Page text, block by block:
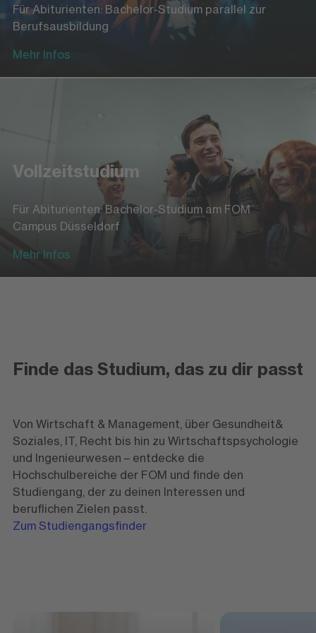
Für Abiturienten: Bachelor-Studium parallel zur
Berufsausbildung
Mehr Infos
Vollzeitstudium
Für Abiturienten: Bachelor-Studium am FOM
Campus Düsseldorf
Mehr Infos
Finde das Studium, das zu dir passt
Von Wirtschaft & Management, über Gesundheit&
Soziales, IT, Recht bis hin zu Wirtschaftspsychologie
und Ingenieurwesen – entdecke die
Hochschulbereiche der FOM und finde den
Studiengang, der zu deinen Interessen und
beruflichen Zielen passt.
Zum Studiengangsfinder